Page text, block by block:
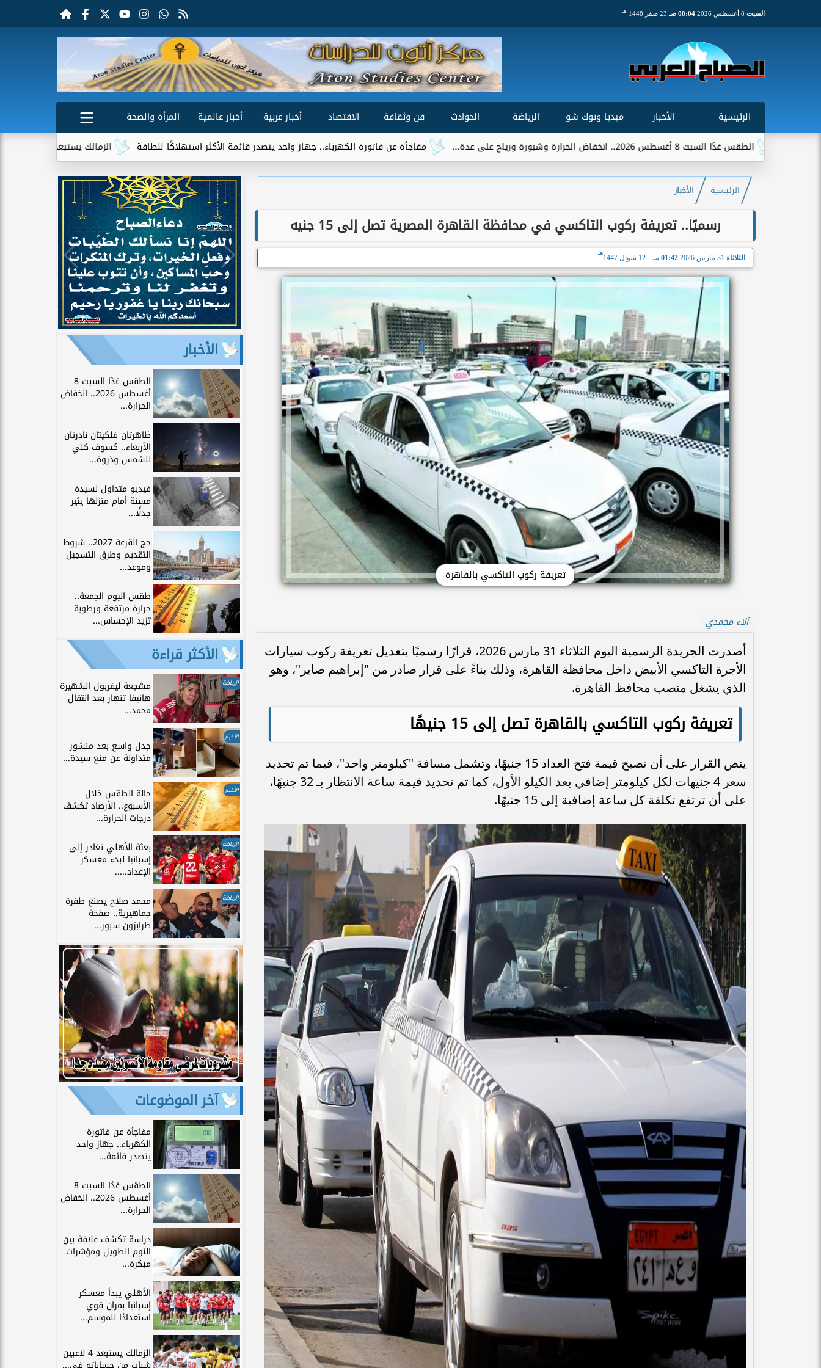
السبت 08:04 صـ 23 صفر 1448 هـ
الرئيسية الأخبار ميديا وتوك شو الرياضة الحوادث فن وثقافة الاقتصاد أخبار عربية أخبار عالمية
المرأة والصحة
الزمالك يستبعد 4 لاعبين شباب من حساباته في الموسم الجديد
مفاجأة عن فاتورة الكهرباء.. جهاز واحد يتصدر قائمة الأكثر استهلاكًا للطاقة الطقس غدًا السبت 8 أغسطس 2026.. انخفاض الحرارة وشبورة ورياح على عدة...
الرئيسية الأخبار
رسميًا.. تعريفة ركوب التاكسي في محافظة القاهرة المصرية تصل إلى 15 جنيه
الثلاثاء 01:42 مـ 12 شوال 1447
هـ
تعريفة ركوب التاكسي بالقاهرة
آلاء محمدي
أصدرت الجريدة الرسمية اليوم الثلاثاء 31 مارس 2026، قرارًا رسميًا بتعديل تعريفة ركوب سيارات
الأجرة التاكسي الأبيض داخل محافظة القاهرة، وذلك بناءً على قرار صادر من "إبراهيم صابر"، وهو
الذي يشغل منصب محافظ القاهرة.
تعريفة ركوب التاكسي بالقاهرة تصل إلى 15 جنيهًا
ينص القرار على أن تصبح قيمة فتح العداد 15 جنيهًا، وتشمل مسافة "كيلومتر واحد"، فيما تم تحديد
سعر 4 جنيهات لكل كيلومتر إضافي بعد الكيلو الأول، كما تم تحديد قيمة ساعة الانتظار بـ 32 جنيهًا،
على أن ترتفع تكلفة كل ساعة إضافية إلى 15 جنيهًا.
الأخبار
الطقس غدًا السبت 8
أغسطس 2026.. انخفاض
الحرارة...
ظاهرتان فلكيتان نادرتان
الأربعاء.. كسوف كلي
للشمس وذروة...
فيديو متداول لسيدة
مسنة أمام منزلها يثير
جدلًا...
حج القرعة 2027.. شروط
التقديم وطرق التسجيل
وموعد...
طقس اليوم الجمعة..
حرارة مرتفعة ورطوبة
تزيد الإحساس...
الأكثر قراءة
الرياضة مشجعة ليفربول الشهيرة
هانيفا تنهار بعد انتقال
محمد...
الأخبار
جدل واسع بعد منشور
متداولة عن منع سيدة...
الأخبار حالة الطقس خلال
الأسبوع.. الأرصاد تكشف
درجات الحرارة...
الرياضة بعثة الأهلي تغادر إلى
إسبانيا لبدء معسكر
الإعداد.....
الرياضة محمد صلاح يصنع طفرة
جماهيرية.. صفحة
طرابزون سبور...
آخر الموضوعات
مفاجأة عن فاتورة
الكهرباء.. جهاز واحد
يتصدر قائمة...
الطقس غدًا السبت 8
أغسطس 2026.. انخفاض
الحرارة...
دراسة تكشف علاقة بين
النوم الطويل ومؤشرات
مبكرة...
الأهلي يبدأ معسكر
إسبانيا بمران قوي
استعدادًا للموسم...
الزمالك يستبعد 4 لاعبين